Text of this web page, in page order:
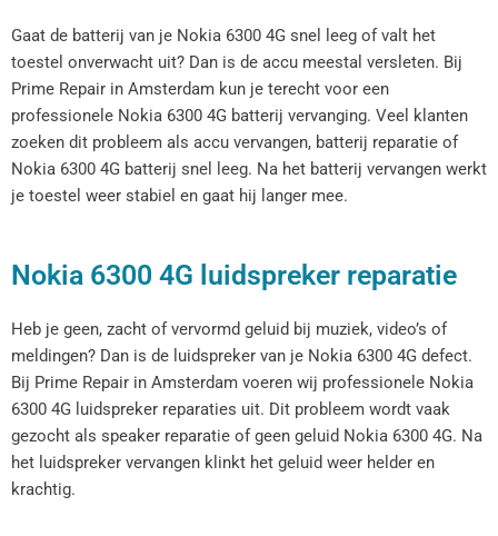
Gaat de batterij van je Nokia 6300 4G snel leeg of valt het
toestel onverwacht uit? Dan is de accu meestal versleten. Bij
Prime Repair in Amsterdam kun je terecht voor een
professionele Nokia 6300 4G batterij vervanging. Veel klanten
zoeken dit probleem als accu vervangen, batterij reparatie of
Nokia 6300 4G batterij snel leeg. Na het batterij vervangen werkt
je toestel weer stabiel en gaat hij langer mee.
Nokia 6300 4G luidspreker reparatie
Heb je geen, zacht of vervormd geluid bij muziek, video’s of
meldingen? Dan is de luidspreker van je Nokia 6300 4G defect.
Bij Prime Repair in Amsterdam voeren wij professionele Nokia
6300 4G luidspreker reparaties uit. Dit probleem wordt vaak
gezocht als speaker reparatie of geen geluid Nokia 6300 4G. Na
het luidspreker vervangen klinkt het geluid weer helder en
krachtig.